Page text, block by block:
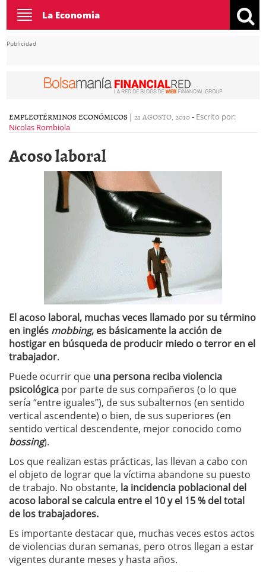
Toggle
navigation
La Economia
Publicidad
EMPLEOTÉRMINOS ECONÓMICOS | 21 AGOSTO, 2010- Escrito por:
Nicolas Rombiola
Acoso laboral
El acoso laboral, muchas veces llamado por su término
en inglés mobbing, es básicamente la acción de
hostigar en búsqueda de producir miedo o terror en el
trabajador.
Puede ocurrir que una persona reciba violencia
psicológica por parte de sus compañeros (o lo que
sería “entre iguales”), de sus subalternos (en sentido
vertical ascendente) o bien, de sus superiores (en
sentido vertical descendente, mejor conocido como
bossing).
Los que realizan estas prácticas, las llevan a cabo con
el objeto de lograr que la víctima abandone su puesto
de trabajo. No obstante, la incidencia poblacional del
acoso laboral se calcula entre el 10 y el 15 % del total
de los trabajadores.
Es importante destacar que, muchas veces estos actos
de violencias duran semanas, pero otros llegan a estar
vigentes durante meses y hasta años.